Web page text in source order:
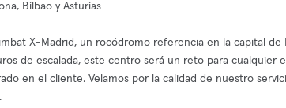
Bilbao y Asturias
X-Madrid, un rocódromo referencia en la capital de
de escalada, este centro será un reto para cualquier
en el cliente. Velamos por la calidad de nuestro